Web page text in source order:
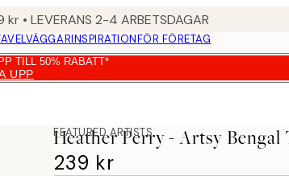
kr • LEVERANS 2-4 ARBETSDAGAR
INSPIRATIONFÖR FÖRETAG
TILL 50% RABATT*
UPP
FEATURED ARTISTS
Heather Perry - Artsy Bengal
239 kr